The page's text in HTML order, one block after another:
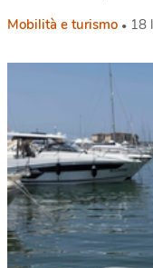
Mobilità e turismo 18